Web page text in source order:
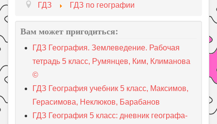
ГДЗ ГДЗ по географии
Вам может пригодиться:
ГДЗ География. Землеведение. Рабочая
тетрадь 5 класс, Румянцев, Ким, Климанова
©
ГДЗ География учебник 5 класс, Максимов,
Герасимова, Неклюков, Барабанов
ГДЗ География 5 класс: дневник географа-